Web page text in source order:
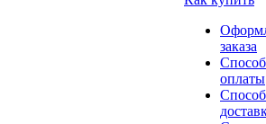
заказа
оплаты